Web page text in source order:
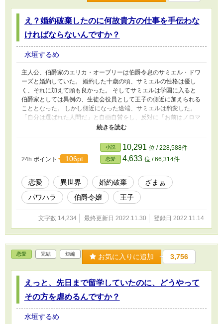
え？婚約破棄したのに何故貴方の仕事を手伝わな
ければならないんですか？
水垣するめ
主人公、伯爵家のエリカ・オーブリーは伯爵令息のサミエル・ドワ
ーズと婚約していた。 婚約した十歳の頃、サミエルの性格は優し
く、それに加えて頭も良かった。 そしてサミエルは学園に入ると
伯爵家としては異例の、生徒会役員として王子の側近に加えられる
こととなった。 しかし側近になった途端、サミエルは豹変した。
「自分は選ばれた人間だ」と自画自賛をし、反対に「お前はノロマ
だ」とエリカを馬鹿にした。 日に日にサミエルの暴挙はヒートア
ップしていき、ついには生徒会の仕事を全て主人公に任せるように
なった。 当然、エリカは最初は断った。 しかしサミエルの評判が
悪くなるとエリカのオーブリー家まで被害を被るので我慢して仕事
をするしか無かった。 エリカはずっとサミエルの仕打ちに耐え続
けた。 だが、ある日サミエルはエリカに婚約破棄を突きつける。
婚約破棄を突きつけられたエリカは完全にサミエルを見放すことに
し、サミエルの仕事も全て手伝わないことにした。 そしえエリカ
に完全に仕事を任せきっていたサミエルは破滅の道を歩んでいくこ
24h.ポイント 106pt
小説 10,291 位 / 228,588件
恋愛 4,633 位 / 66,314件
恋愛 異世界 婚約破棄
ざまぁ
パワハラ
伯爵令嬢 王子
文字数 14,234 最終更新日 2022.11.30 登録日 2022.11.14
恋愛 完結 短編 お気に入りに追加 3,756
えっと、先日まで留学していたのに、どうやって
その方を虐めるんですか？
水垣するめ